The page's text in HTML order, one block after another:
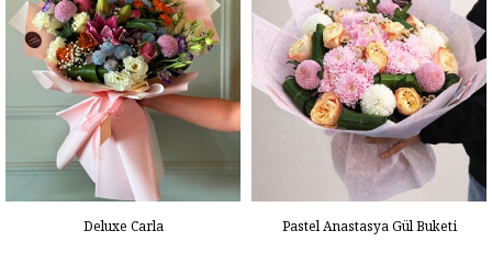
Deluxe Carla Pastel Anastasya Gül Buketi